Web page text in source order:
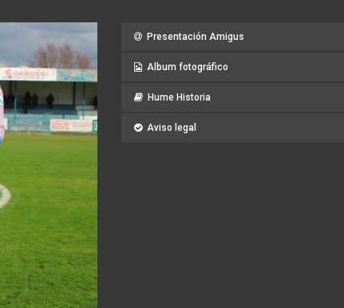
Presentación Amigus
Album fotográfico
Hume Historia
Aviso legal